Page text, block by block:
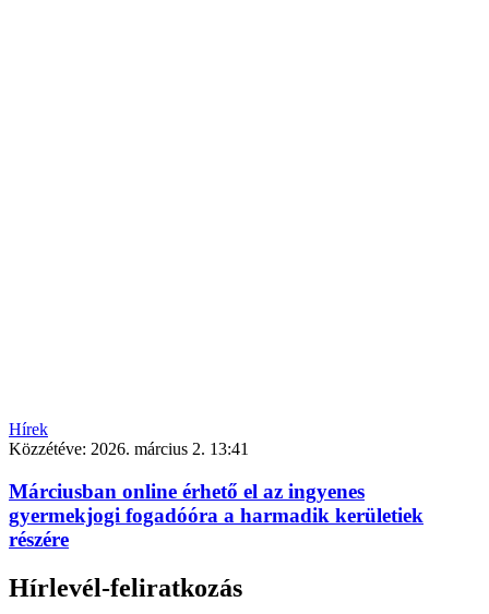
Hírek
Közzétéve: 2026. március 2. 13:41
Márciusban online érhető el az ingyenes
gyermekjogi fogadóóra a harmadik kerületiek
részére
Hírlevél-feliratkozás